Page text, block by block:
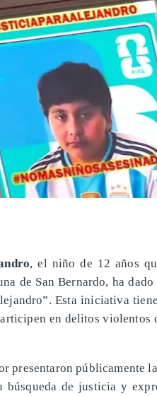
, el niño de 12 años
de San Bernardo, ha
Esta iniciativa
en delitos
presentaron públicamente
búsqueda de justicia y